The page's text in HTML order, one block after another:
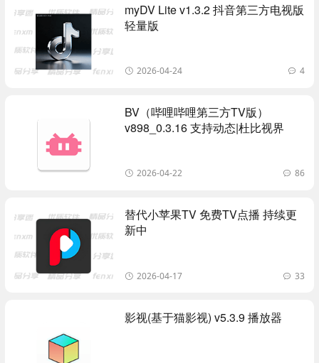
myDV Lite v1.3.2 抖音第三方电视版
轻量版
2026-04-24 4
BV（哔哩哔哩第三方TV版）
v898_0.3.16 支持动态|杜比视界
2026-04-22 86
替代小苹果TV 免费TV点播 持续更
新中
2026-04-17 33
影视(基于猫影视) v5.3.9 播放器